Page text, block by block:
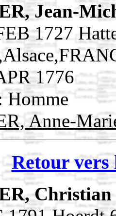
Jean-
1727
1776
Homme
Anne-
Retour vers
Christian